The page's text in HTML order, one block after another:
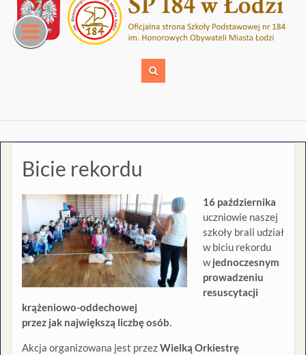
content
Bicie rekordu
16 października
uczniowie naszej
szkoły brali udział
w biciu rekordu
wjednoczesnym
prowadzeniu
resuscytacji
krążeniowo-oddechowej
przez jak największą liczbę osób.
Akcja organizowana jest przezWielką Orkiestrę